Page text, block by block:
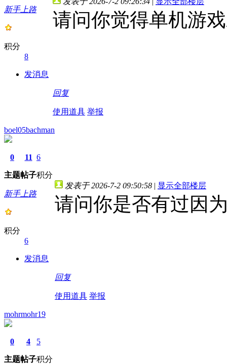
新手上路
积分
8
发消息
请问你觉得单机游
回复
使用道具 举报
boel05bachman
0
主题
11
帖子
6
积分
新手上路
积分
6
发消息
发表于 2026-7-2 09:50:58 | 显示全部楼层
请问你是否有过因
回复
使用道具 举报
mohrmohr19
0
主题
4
帖子
5
积分